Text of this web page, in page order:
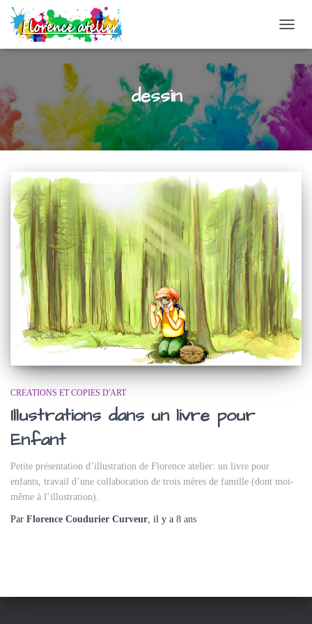
dessin
CREATIONS ET COPIES D'ART
Illustrations dans un livre pour
Enfant
Petite présentation d’illustration de Florence atelier: un livre pour
enfants, travail d’une collaboration de trois mères de famille (dont moi-
même à l’illustration).
Par Florence Coudurier Curveur , il y a 8 ans